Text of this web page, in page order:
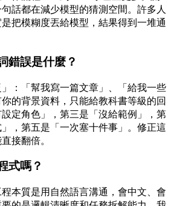
話都在減少模型的猜測空間。許多人
把模糊度丟給模型，結果得到一堆通
錯誤是什麼？
：「幫我寫一篇文章」、「給我一些
的背景資料，只能給教科書等級的回
定角色」，第三是「沒給範例」，第
，第五是「一次塞十件事」。修正這
接翻倍。
式嗎？
本質是用自然語言溝通，會中文、會